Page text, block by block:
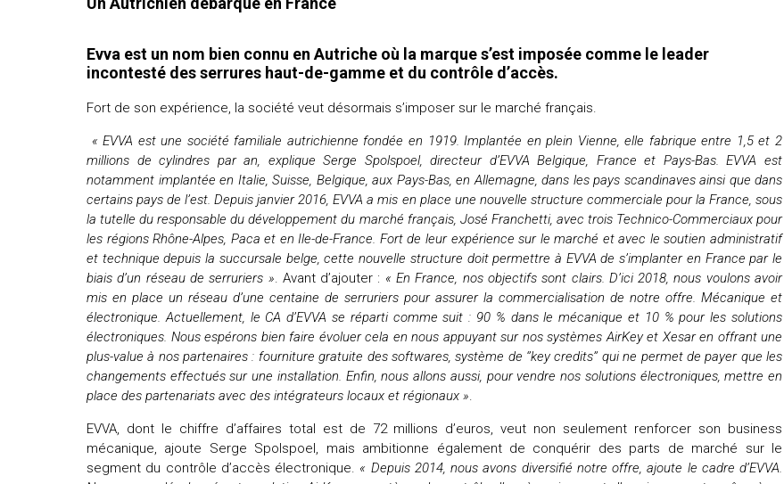
Evva est un nom bien connu en Autriche où la marque s’est imposée comme le leader
incontesté des serrures haut-de-gamme et du contrôle d’accès.
Fort de son expérience, la société veut désormais s’imposer sur le marché français.
« EVVA est une société familiale autrichienne fondée en 1919. Implantée en plein Vienne, elle fabrique entre 1,5 et 2
millions de cylindres par an, explique Serge Spolspoel, directeur d’EVVA Belgique, France et Pays-Bas. EVVA est
notamment implantée en Italie, Suisse, Belgique, aux Pays-Bas, en Allemagne, dans les pays scandinaves ainsi que dans
certains pays de l’est. Depuis janvier 2016, EVVA a mis en place une nouvelle structure commerciale pour la France, sous
la tutelle du responsable du développement du marché français, José Franchetti, avec trois Technico-Commerciaux pour
les régions Rhône-Alpes, Paca et en Ile-de-France. Fort de leur expérience sur le marché et avec le soutien administratif
et technique depuis la succursale belge, cette nouvelle structure doit permettre à EVVA de s’implanter en France par le
biais d’un réseau de serruriers » . Avant d’ajouter : « En France, nos objectifs sont clairs. D’ici 2018, nous voulons avoir
mis en place un réseau d’une centaine de serruriers pour assurer la commercialisation de notre offre. Mécanique et
électronique. Actuellement, le CA d’EVVA se réparti comme suit : 90 % dans le mécanique et 10 % pour les solutions
électroniques. Nous espérons bien faire évoluer cela en nous appuyant sur nos systèmes AirKey et Xesar en offrant une
plus-value à nos partenaires : fourniture gratuite des softwares, système de ‘’key credits’’ qui ne permet de payer que les
changements effectués sur une installation. Enfin, nous allons aussi, pour vendre nos solutions électroniques, mettre en
place des partenariats avec des intégrateurs locaux et régionaux »
EVVA, dont le chiffre d’affaires total est de 72 millions d’euros, veut non seulement renforcer son business
mécanique, ajoute Serge Spolspoel, mais ambitionne également de conquérir des parts de marché sur le
segment du contrôle d’accès électronique. « Depuis 2014, nous avons diversifié notre offre, ajoute le cadre d’EVVA.